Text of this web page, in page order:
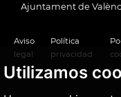
Utilizamos
Ajuntament de
Aviso
legal
Política
privacidad